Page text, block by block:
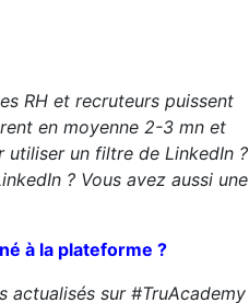
RH et recruteurs puissent
en moyenne 2-3 mn et
un filtre de LinkedIn ?
? Vous avez aussi une
à la plateforme ?
actualisés sur #TruAcademy